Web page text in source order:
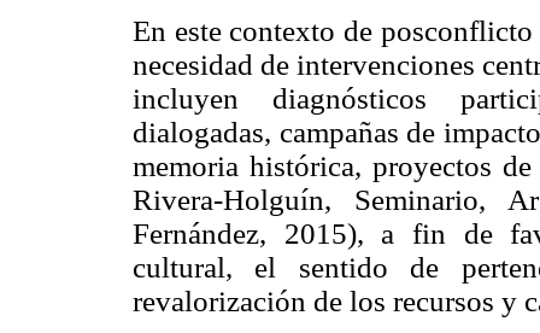
En este contexto de
necesidad de intervenciones
incluyen diagnósticos
dialogadas, campañas de
memoria histórica, proyectos
Rivera-Holguín, Seminario,
Fernández, 2015), a fin de
cultural, el sentido de
revalorización de los recursos y